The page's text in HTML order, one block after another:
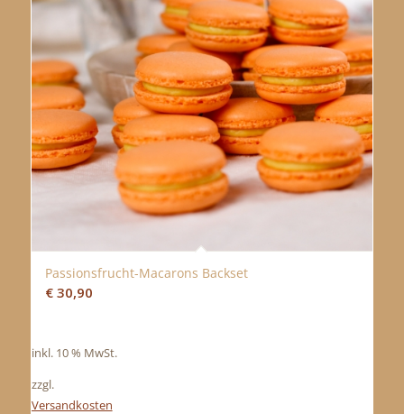
Passionsfrucht-Macarons Backset
€30,90
inkl. 10 % MwSt.
zzgl.
Versandkosten